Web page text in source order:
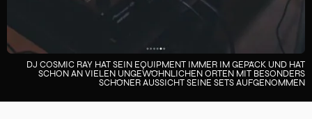
DJ COSMIC RAY HAT SEIN EQUIPMENT IMMER IM GEPÄCK UND HAT
SCHON AN VIELEN UNGEWÖHNLICHEN ORTEN MIT BESONDERS
SCHÖNER AUSSICHT SEINE SETS AUFGENOMMEN